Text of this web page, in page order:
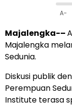
A-
Majalengka-–
Majalengka
Sedunia.
Diskusi publik
Perempuan
Institute terasa